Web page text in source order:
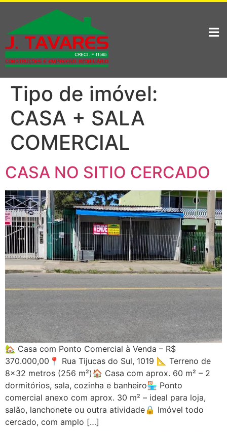
Tipo de imóvel:
CASA + SALA
COMERCIAL
CASA NO SITIO CERCADO
🏡 Casa com Ponto Comercial à Venda – R$
370.000,00📍 Rua Tijucas do Sul, 1019 📐 Terreno de
8×32 metros (256 m²)🏠 Casa com aprox. 60 m² – 2
dormitórios, sala, cozinha e banheiro🏪 Ponto
comercial anexo com aprox. 30 m² – ideal para loja,
salão, lanchonete ou outra atividade🔒 Imóvel todo
cercado, com amplo […]